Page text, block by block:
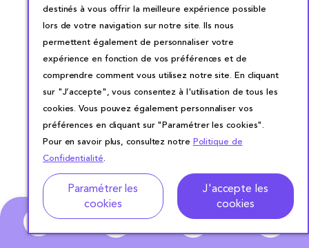
Adresse Dates de location
destinés à vous offrir la meilleure expérience possible
lors de votre navigation sur notre site. Ils nous
permettent également de personnaliser votre
expérience en fonction de vos préférences et de
comprendre comment vous utilisez notre site. En cliquant
sur "J’accepte", vous consentez à l'utilisation de tous les
cookies. Vous pouvez également personnaliser vos
préférences en cliquant sur "Paramétrer les cookies".
Pour en savoir plus, consultez notrePolitique de
Confidentialité.
Paramétrer les
cookies
J'accepte les
cookies